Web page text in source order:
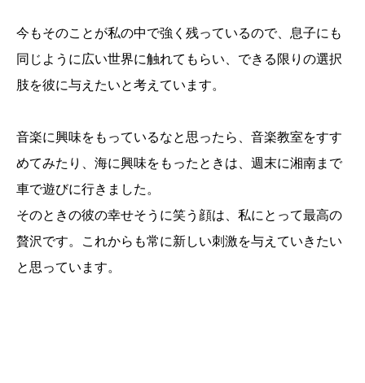
今もそのことが私の中で強く残っているので、息子にも
同じように広い世界に触れてもらい、できる限りの選択
肢を彼に与えたいと考えています。
音楽に興味をもっているなと思ったら、音楽教室をすす
めてみたり、海に興味をもったときは、週末に湘南まで
車で遊びに行きました。
そのときの彼の幸せそうに笑う顔は、私にとって最高の
贅沢です。これからも常に新しい刺激を与えていきたい
と思っています。